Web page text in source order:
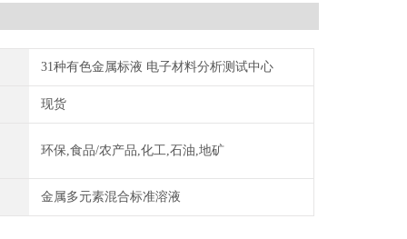
31种有色金属标液 电子材料分析测试中心
现货
环保,食品/农产品,化工,石油,地矿
金属多元素混合标准溶液